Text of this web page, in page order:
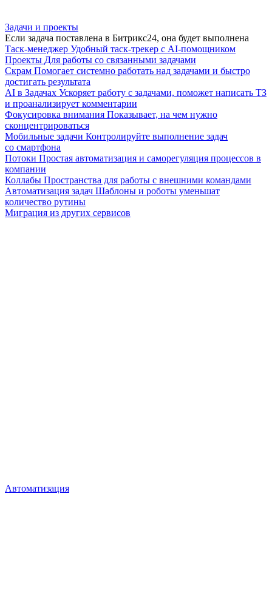
Задачи и проекты
Если задача поставлена в Битрикс24, она будет выполнена
Таск-менеджер Удобный таск-трекер с AI-помощником
Проекты Для работы со связанными задачами
Скрам Помогает системно работать над задачами и быстро
достигать результата
AI в Задачах Ускоряет работу с задачами, поможет написать ТЗ
и проанализирует комментарии
Фокусировка внимания Показывает, на чем нужно
сконцентрироваться
Мобильные задачи Контролируйте выполнение задач
со смартфона
Потоки Простая автоматизация и саморегуляция процессов в
компании
Коллабы Пространства для работы с внешними командами
Автоматизация задач Шаблоны и роботы уменьшат
количество рутины
Миграция из других сервисов
Автоматизация